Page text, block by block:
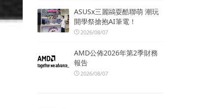
ASUSx三麗鷗耍酷聯萌 潮玩
開學祭搶抱AI筆電！
2026/08/07
AMD公佈2026年第2季財務
報告
2026/08/07